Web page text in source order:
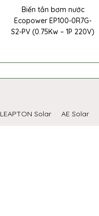
Biến tần bơm nước
Ecopower EP100-0R7G-
S2-PV (0.75Kw – 1P 220V)
LEAPTON Solar AE Solar